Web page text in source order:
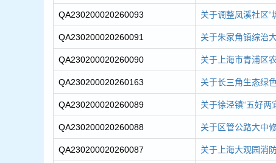
QA230200020260093 关于调整凤溪社区“
QA230200020260091 关于朱家角镇综治
QA230200020260090 关于上海市青浦区
QA230200020260163 关于长三角生态绿
QA230200020260089 关于徐泾镇“五好两
QA230200020260088 关于区管公路大中
QA230200020260087 关于上海大观园消